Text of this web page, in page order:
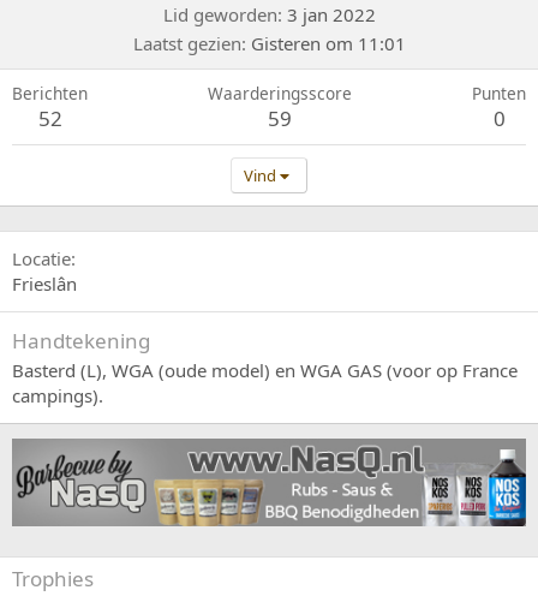
Lid geworden 3 jan 2022
Laatst gezien Gisteren om 11:01
Berichten
52
Waarderingsscore
59
Punten
0
Vind
Locatie
Frieslân
Handtekening
Basterd (L), WGA (oude model) en WGA GAS (voor op France
campings).
Trophies